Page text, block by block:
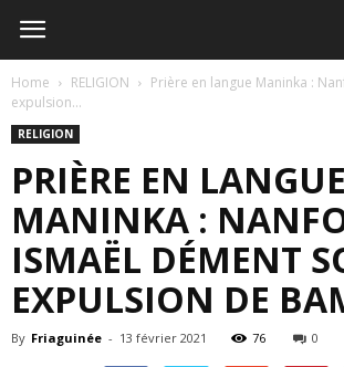
Home RELIGION
Prière en langue Maninka :
expulsion...
RELIGION
PRIÈRE EN LANGUE
MANINKA :
ISMAËL DÉMENT
EXPULSION DE
By Friaguinée - 13 février 2021 76 0